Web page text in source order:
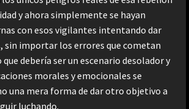
y ahora simplemente se hayan
con esos vigilantes intentando dar
sin importar los errores que cometan
debería ser un escenario desolador y
morales y emocionales se
una mera forma de dar otro objetivo a
luchando.